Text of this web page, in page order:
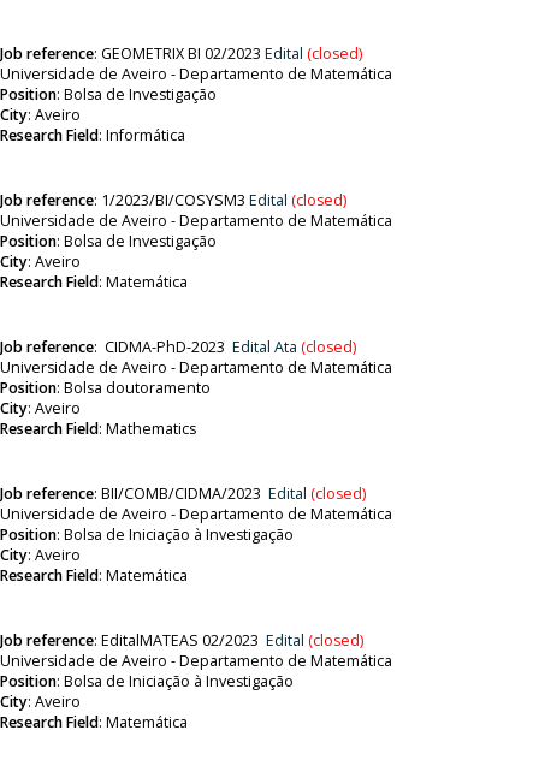
Job reference: GEOMETRIX BI 02/2023 Edital (closed)
Universidade de Aveiro - Departamento de Matemática
Position: Bolsa de Investigação
City: Aveiro
Research Field: Informática
Job reference: 1/2023/BI/COSYSM3 Edital (closed)
Universidade de Aveiro - Departamento de Matemática
Position: Bolsa de Investigação
City: Aveiro
Research Field: Matemática
Job reference: CIDMA-PhD-2023 Edital Ata (closed)
Universidade de Aveiro - Departamento de Matemática
Position: Bolsa doutoramento
City: Aveiro
Research Field: Mathematics
Job reference: BII/COMB/CIDMA/2023 Edital (closed)
Universidade de Aveiro - Departamento de Matemática
Position: Bolsa de Iniciação à Investigação
City: Aveiro
Research Field: Matemática
Job reference: EditalMATEAS 02/2023 Edital (closed)
Universidade de Aveiro - Departamento de Matemática
Position: Bolsa de Iniciação à Investigação
City: Aveiro
Research Field: Matemática